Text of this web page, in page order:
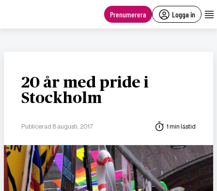
Prenumerera Logga in
20 år med pride i
Stockholm
Publicerad 8 augusti, 2017 1 min lästid